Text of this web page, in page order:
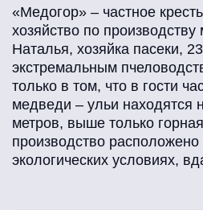
«Медогор» – частное
хозяйство по
Наталья, хозяйка пасеки,
экстремальным
только в том, что в гости
медведи – ульи находятся
метров, выше только
производство
экологических условиях,